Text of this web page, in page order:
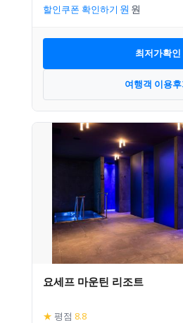
할인쿠폰 확인하기
최저가확인
여행객 이용
요세프 마운틴 리조트
★ 평점 8.8